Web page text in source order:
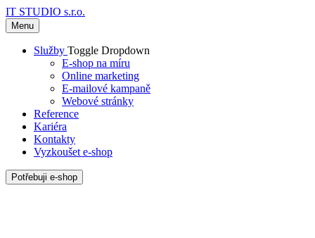
IT STUDIO s.r.o.
Menu
Služby Toggle Dropdown
E-shop na míru
Online marketing
E-mailové kampaně
Webové stránky
Reference
Kariéra
Kontakty
Vyzkoušet e-shop
Potřebuji e-shop